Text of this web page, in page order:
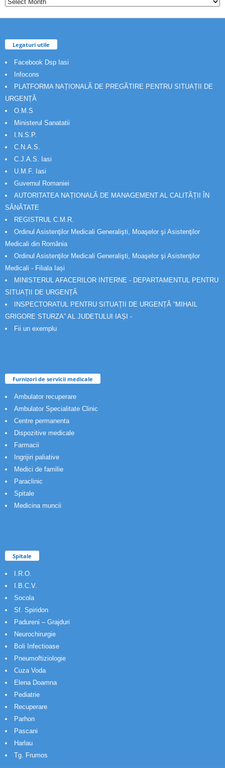
Legaturi utile
Facebook Dsp Iasi
Infocons
PLATFORMA NAȚIONALĂ DE PREGĂTIRE PENTRU SITUAȚII DE
URGENȚĂ
O.M.S
Ministerul Sanatatii
I.N.S.P.
C.N.A.S.
C.J.A.S. Iasi
U.M.F. Iasi
Guvernul Romaniei
AUTORITATEA NAȚIONALĂ DE MANAGEMENT AL CALITĂȚII ÎN
SĂNĂTATE
REGISTRUL C.M.R.
Ordinul Asistenţilor Medicali Generalişti, Moaşelor şi Asistenţilor
Medicali din România
Ordinul Asistenţilor Medicali Generalişti, Moaşelor şi Asistenţilor
Medicali - Filiala Iași
MINISTERUL AFACERILOR INTERNE - DEPARTAMENTUL PENTRU
SITUAȚII DE URGENȚĂ
INSPECTORATUL PENTRU SITUAȚII DE URGENȚĂ “MIHAIL
GRIGORE STURZA” AL JUDETULUI IAȘI -
Fii un exemplu
Furnizori de servicii medicale
Ambulator recuperare
Ambulator Specialitate Clinic
Centre permanenta
Dispozitive medicale
Farmacii
Ingrijiri paliative
Medici de familie
Paraclinic
Spitale
Medicina muncii
Spitale
I.R.O.
I.B.C.V.
Socola
Sf. Spiridon
Padureni – Grajduri
Neurochirurgie
Boli Infectioase
Pneumoftiziologie
Cuza Voda
Elena Doamna
Pediatrie
Recuperare
Parhon
Pascani
Harlau
Tg. Frumos